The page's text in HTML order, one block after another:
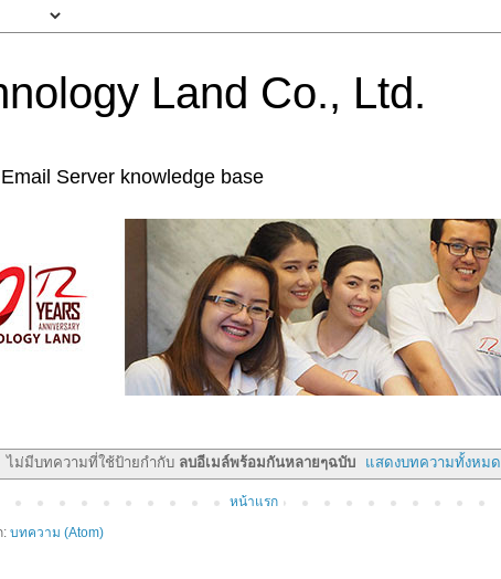
Land Co., Ltd.
Server knowledge base
ไม่มีบทความที่ใช้ป้ายกำกับ ลบอีเมล์พร้อมกันหลายๆฉบับ แสดงบทความทั้งหมด
หน้าแรก
: บทความ (Atom)